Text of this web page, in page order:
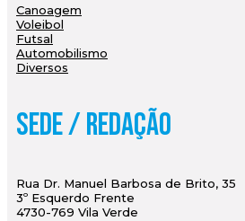
Canoagem
Voleibol
Futsal
Automobilismo
Diversos
Sede / Redação
Rua Dr. Manuel Barbosa de Brito, 35
3º Esquerdo Frente
4730-769 Vila Verde